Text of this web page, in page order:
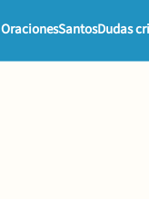
OracionesSantosDudas